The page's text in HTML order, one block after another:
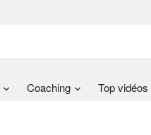
Coaching Top vidéos